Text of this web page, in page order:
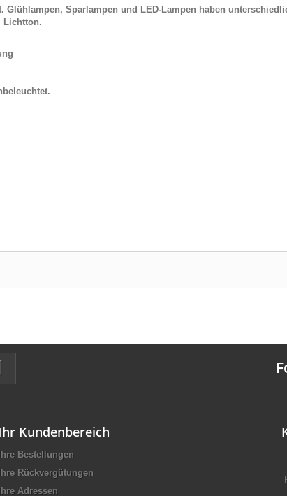
Sparlampen und LED-Lampen haben
Lichtton.
Kundenbereich
Ihre Bestellungen
Ihre Rückvergütungen
Ihre Adressen